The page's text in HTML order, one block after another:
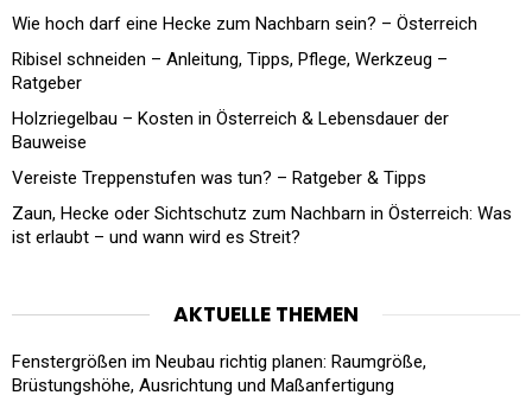
Wie hoch darf eine Hecke zum Nachbarn sein? – Österreich
Ribisel schneiden – Anleitung, Tipps, Pflege, Werkzeug –
Ratgeber
Holzriegelbau – Kosten in Österreich & Lebensdauer der
Bauweise
Vereiste Treppenstufen was tun? – Ratgeber & Tipps
Zaun, Hecke oder Sichtschutz zum Nachbarn in Österreich: Was
ist erlaubt – und wann wird es Streit?
AKTUELLE THEMEN
Fenstergrößen im Neubau richtig planen: Raumgröße,
Brüstungshöhe, Ausrichtung und Maßanfertigung